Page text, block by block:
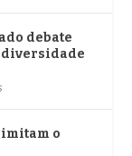
debate
o